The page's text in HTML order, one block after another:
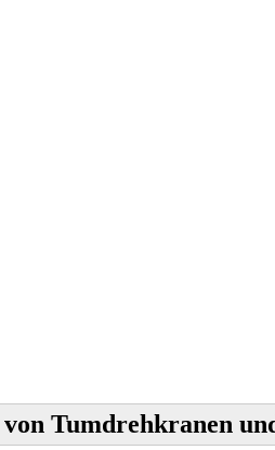
Tumdrehkranen